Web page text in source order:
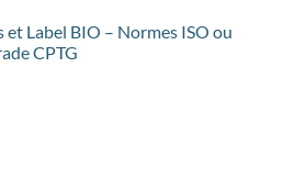
et Label BIO – Normes ISO ou
CPTG